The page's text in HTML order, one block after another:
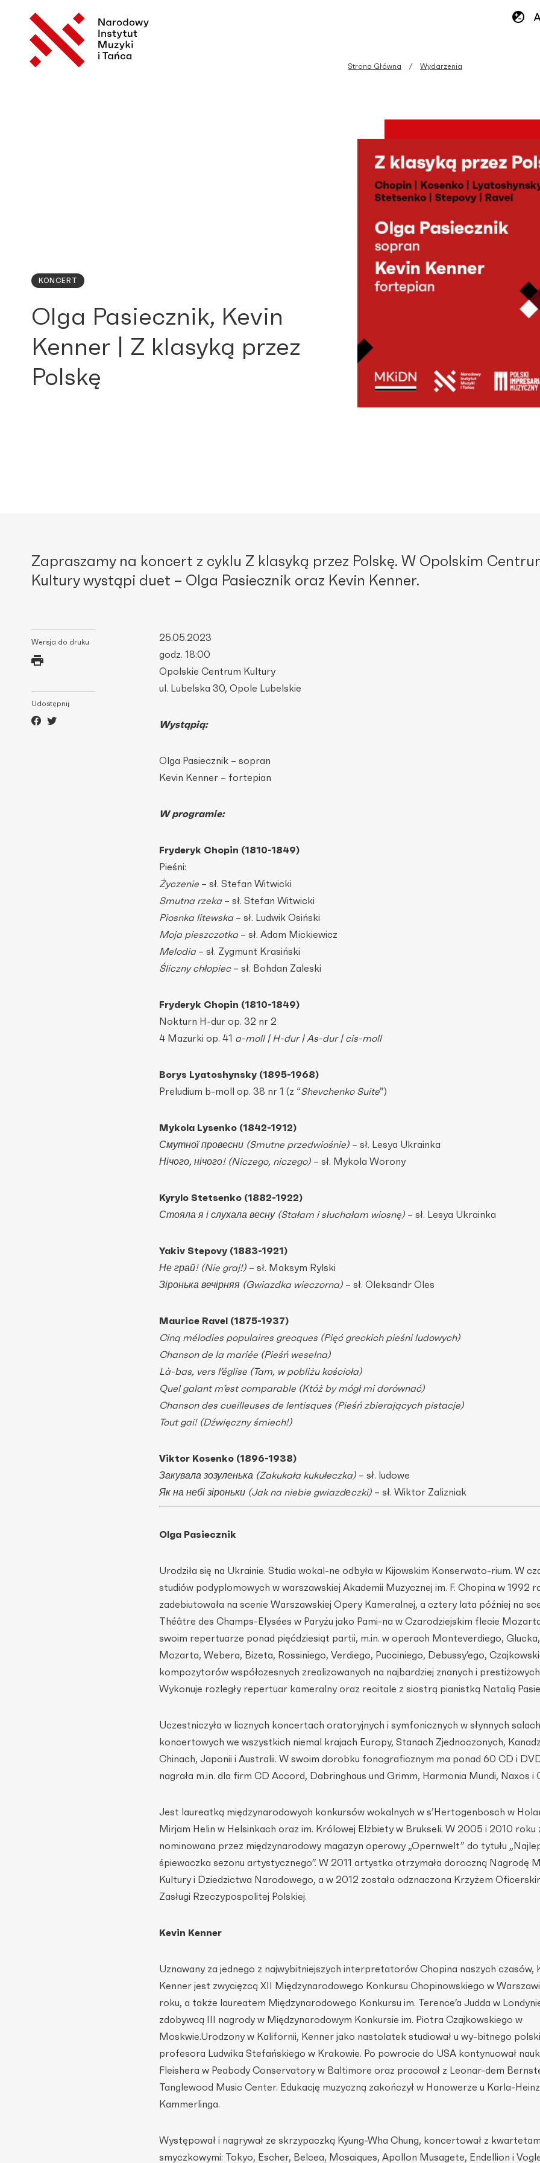
Strona Główna Wydarzenia
KONCERT
Olga Pasiecznik, Kevin
Kenner | Z klasyką przez
Polskę
Zapraszamy na koncert z cyklu Z klasyką przez Polskę. W Opolskim
Kultury wystąpi duet – Olga Pasiecznik oraz Kevin Kenner.
Wersja do druku
Udostępnij
25.05.2023
godz. 18:00
Opolskie Centrum Kultury
ul. Lubelska 30, Opole Lubelskie
Wystąpią:
Olga Pasiecznik – sopran
Kevin Kenner – fortepian
W programie:
Fryderyk Chopin (1810-1849)
Pieśni:
Życzenie – sł. Stefan Witwicki
Smutna rzeka– sł. Stefan Witwicki
Piosnka litewska– sł. Ludwik Osiński
Moja pieszczotka– sł. Adam Mickiewicz
Melodia– sł. Zygmunt Krasiński
Śliczny chłopiec– sł. Bohdan Zaleski
Fryderyk Chopin (1810-1849)
Nokturn H-dur op. 32 nr 2
4 Mazurki op. 41 a-moll | H-dur | As-dur | cis-moll
Borys Lyatoshynsky (1895-1968)
Preludium b-moll op. 38 nr 1 (z “Shevchenko Suite”)
Mykola Lysenko (1842-1912)
Смутної провесни (Smutne przedwiośnie) – sł. Lesya Ukrainka
Нічого, нічого! (Niczego, niczego) – sł. Mykola Worony
Kyrylo Stetsenko (1882-1922)
Стояла я і слухала весну (Stałam i słuchałam wiosnę) – sł. Lesya Ukrainka
Yakiv Stepovy (1883-1921)
Не грай! (Nie graj!) – sł. Maksym Rylski
Зіронька вечірняя (Gwiazdka wieczorna) – sł. Oleksandr Oles
Maurice Ravel (1875-1937)
Cinq mélodies populaires grecques (Pięć greckich pieśni ludowych)
Chanson de la mariée (Pieśń weselna)
Là-bas, vers l’église (Tam, w pobliżu kościoła)
Quel galant m’est comparable (Któż by mógł mi dorównać)
Chanson des cueilleuses de lentisques (Pieśń zbierających pistacje)
Tout gai! (Dźwięczny śmiech!)
Viktor Kosenko (1896-1938)
Закувала зозуленька (Zakukała kukułeczka) – sł. ludowe
Як на небі зіроньки (Jak na niebie gwiazdеczki) – sł. Wiktor Zalizniak
Olga Pasiecznik
Urodziła się na Ukrainie. Studia wokal-ne odbyła w Kijowskim Konserwato-rium. W
studiów podyplomowych w warszawskiej Akademii Muzycznej im. F. Chopina w 1992
zadebiutowała na scenie Warszawskiej Opery Kameralnej, a cztery lata później na
Théâtre des Champs-Elysées w Paryżu jako Pami-na w Czarodziejskim flecie
swoim repertuarze ponad pięćdziesiąt partii, m.in. w operach Monteverdiego,
Mozarta, Webera, Bizeta, Rossiniego, Verdiego, Pucciniego, Debussy’ego,
kompozytorów współczesnych zrealizowanych na najbardziej znanych i
Wykonuje rozległy repertuar kameralny oraz recitale z siostrą pianistką Natalią
Uczestniczyła w licznych koncertach oratoryjnych i symfonicznych w słynnych salach
koncertowych we wszystkich niemal krajach Europy, Stanach Zjednoczonych,
Chinach, Japonii i Australii. W swoim dorobku fonograficznym ma ponad 60 CD i
nagrała m.in. dla firm CD Accord, Dabringhaus und Grimm, Harmonia Mundi, Naxos i
Jest laureatką międzynarodowych konkursów wokalnych w s’Hertogenbosch w
Mirjam Helin w Helsinkach oraz im. Królowej Elżbiety w Brukseli. W 2005 i 2010 roku
nominowana przez międzynarodowy magazyn operowy „Opernwelt” do tytułu
śpiewaczka sezonu artystycznego”. W 2011 artystka otrzymała doroczną Nagrodę
Kultury i Dziedzictwa Narodowego, a w 2012 została odznaczona Krzyżem
Zasługi Rzeczypospolitej Polskiej.
Kevin Kenner
Uznawany za jednego z najwybitniejszych interpretatorów Chopina naszych czasów,
Kenner jest zwycięzcą XII Międzynarodowego Konkursu Chopinowskiego w
roku, a także laureatem Międzynarodowego Konkursu im. Terence’a Judda w
zdobywcą III nagrody w Międzynarodowym Konkursie im. Piotra Czajkowskiego w
Moskwie.Urodzony w Kalifornii, Kenner jako nastolatek studiował u wy-bitnego
profesora Ludwika Stefańskiego w Krakowie. Po powrocie do USA kontynuował
Fleishera w Peabody Conservatory w Baltimore oraz pracował z Leonar-dem
Tanglewood Music Center. Edukację muzyczną zakończył w Hanowerze u Karla-
Kammerlinga.
Występował i nagrywał ze skrzypaczką Kyung-Wha Chung, koncertował z
smyczkowymi: Tokyo, Escher, Belcea, Mosaiques, Apollon Musagete, Endellion i